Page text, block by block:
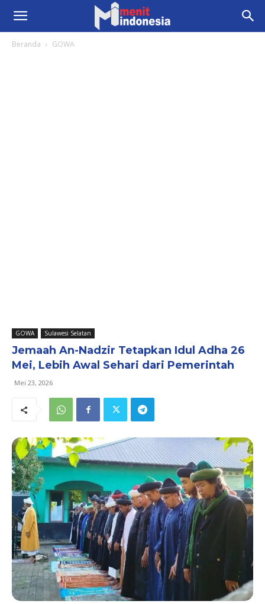
Beranda GOWA
GOWA Sulawesi Selatan
Jemaah An-Nadzir Tetapkan Idul Adha 26
Mei, Lebih Awal Sehari dari Pemerintah
Mei 23, 2026